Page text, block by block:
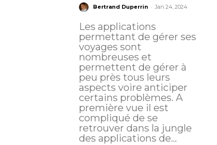
Bertrand Duperrin - Jan 24, 2024
Les applications
permettant de gérer ses
voyages sont
nombreuses et
permettent de gérer à
peu près tous leurs
aspects voire anticiper
certains problèmes. A
première vue il est
compliqué de se
retrouver dans la jungle
des applications de...